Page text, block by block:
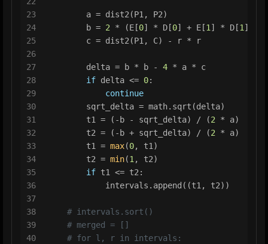
23
24
25
26
27
28
29
30
31
32
33
34
35
36
37
38
39
40
        a = dist2(P1, P2)
        b =
2 * (E[0] * D[0] + E[1 ] * D[1 ] +
        c = dist2(P1, C) - r * r
        delta = b * b -
4 * a * c
if delta <= 0:
continue
        sqrt_delta = math.sqrt(delta)
        t1 = (-b - sqrt_delta) / (
2 * a)
        t2 = (-b + sqrt_delta) / (
2 * a)
        t1 =
max(0, t1)
        t2 =
min(1 , t2)
if t1 <= t2:
            intervals.append((t1, t2))
# intervals.sort()
# merged = []
# for l, r in intervals: